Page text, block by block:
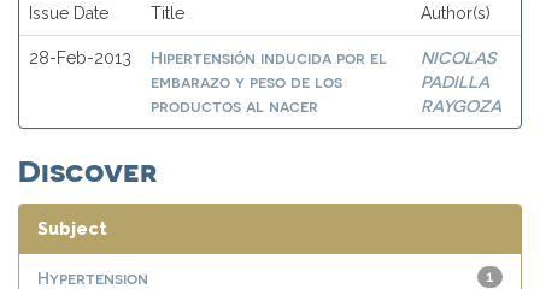
Issue Date Title Author(s)
28-Feb-2013
Hipertensión inducida por el
embarazo y peso de los
productos al nacer
NICOLAS
PADILLA
RAYGOZA
Discover
Subject
1
Hypertension